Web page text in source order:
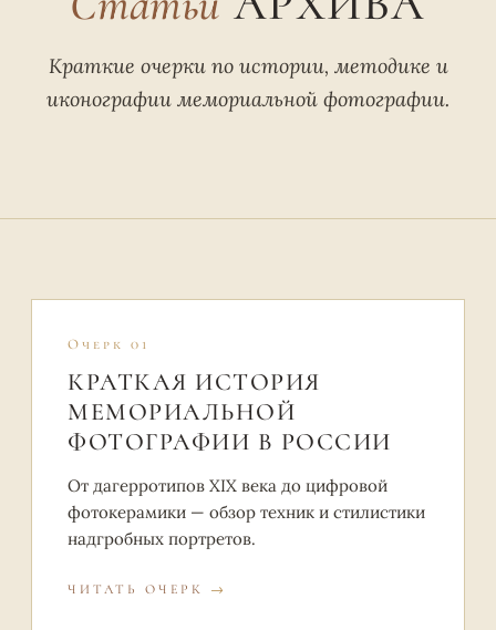
Краткие очерки по истории, методике и
иконографии мемориальной фотографии.
Очерк 01
КРАТКАЯ ИСТОРИЯ
МЕМОРИАЛЬНОЙ
ФОТОГРАФИИ В РОССИИ
От дагерротипов XIX века до цифровой
фотокерамики — обзор техник и стилистики
надгробных портретов.
ЧИТАТЬ ОЧЕРК